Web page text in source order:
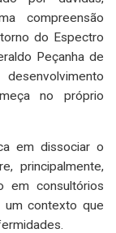
compreensão
do Espectro
Peçanha de
no próprio
em dissociar o
principalmente,
em consultórios
um contexto que